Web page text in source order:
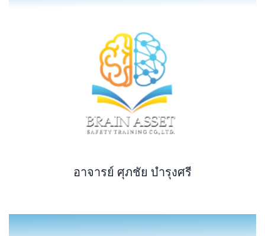
อาจารย์ ศุภชัย บำรุงศรี